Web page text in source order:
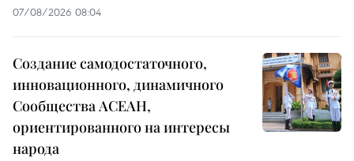
07/08/2026 08:04
Создание самодостаточного,
инновационного, динамичного
Сообщества АСЕАН,
ориентированного на интересы
народа